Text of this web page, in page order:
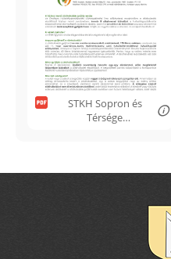
STKH Sopron és
Térsége
ási Nonprofit Kft.